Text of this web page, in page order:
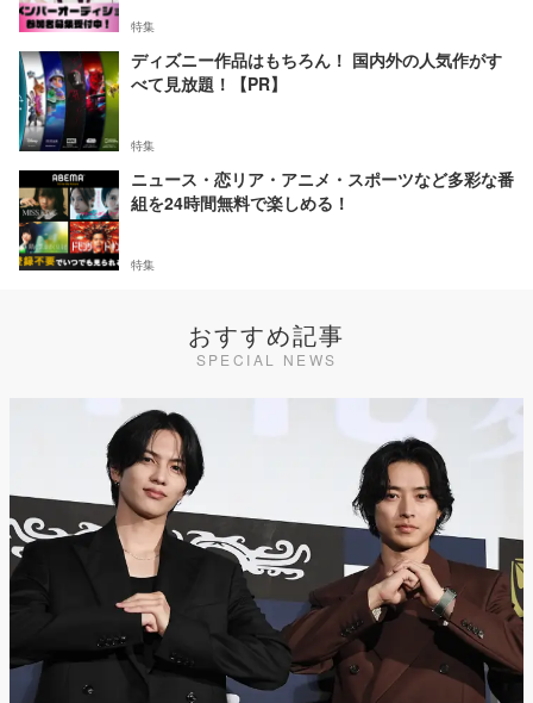
特集
ディズニー作品はもちろん！ 国内外の人気作がす
べて見放題！【PR】
特集
ニュース・恋リア・アニメ・スポーツなど多彩な番
組を24時間無料で楽しめる！
特集
おすすめ記事
SPECIAL NEWS